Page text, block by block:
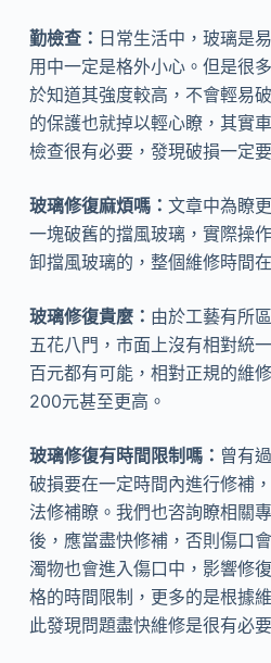
勤檢查： 日常生活中，玻璃是
用中一定是格外小心。但是很
於知道其強度較高，不會輕易
的保護也就掉以輕心瞭，其實
檢查很有必要，發現破損一定
玻璃修復麻煩嗎： 文章中為瞭
一塊破舊的擋風玻璃，實際操
卸擋風玻璃的，整個維修時間
玻璃修復貴麼： 由於工藝有所
五花八門，市面上沒有相對統
百元都有可能，相對正規的維
200元甚至更高。
玻璃修復有時間限制嗎： 曾有
破損要在一定時間內進行修補
法修補瞭。我們也咨詢瞭相關
後，應當盡快修補，否則傷口
濁物也會進入傷口中，影響修
格的時間限制，更多的是根據
此發現問題盡快維修是很有必